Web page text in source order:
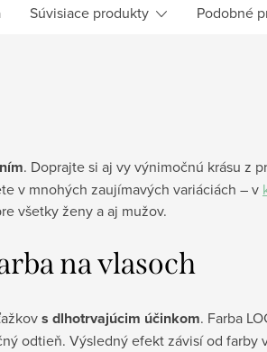
Súvisiace produkty Podobné
. Doprajte si aj vy výnimočnú krásu z
v mnohých zaujímavých variáciách – v
všetky ženy a aj mužov.
na vlasoch
s dlhotrvajúcim účinkom. Farba
odtieň. Výsledný efekt závisí od farby